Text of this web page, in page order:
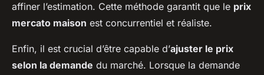
affiner l’estimation. Cette méthode garantit que le prix
mercato maison est concurrentiel et réaliste.
Enfin, il est crucial d’être capable d’ajuster le prix
selon la demande du marché. Lorsque la demande